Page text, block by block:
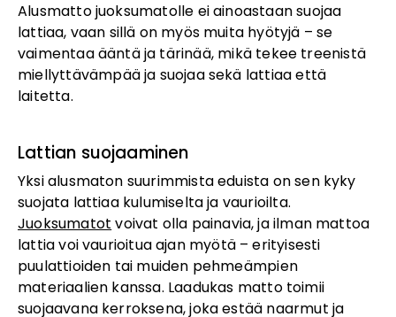
Alusmatto juoksumatolle ei ainoastaan suojaa
lattiaa, vaan sillä on myös muita hyötyjä – se
vaimentaa ääntä ja tärinää, mikä tekee treenistä
miellyttävämpää ja suojaa sekä lattiaa että
laitetta.
Lattian suojaaminen
Yksi alusmaton suurimmista eduista on sen kyky
suojata lattiaa kulumiselta ja vaurioilta.
Juoksumatot voivat olla painavia, ja ilman mattoa
lattia voi vaurioitua ajan myötä – erityisesti
puulattioiden tai muiden pehmeämpien
materiaalien kanssa. Laadukas matto toimii
suojaavana kerroksena, joka estää naarmut ja